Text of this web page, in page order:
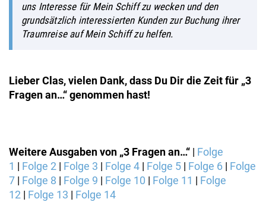
uns Interesse für Mein Schiffzu wecken und den
grundsätzlich interessierten Kunden zur Buchung ihrer
Traumreise aufMein Schiffzu helfen.
Lieber Clas, vielen Dank, dass Du Dir die Zeit für „3
Fragen an…“ genommen hast!
Weitere Ausgaben von „3 Fragen an…“ | Folge
1 | Folge 2 | Folge 3 | Folge 4 | Folge 5 | Folge 6 | Folge
7 | Folge 8 | Folge 9 | Folge 10 | Folge 11 | Folge
12 | Folge 13 | Folge 14